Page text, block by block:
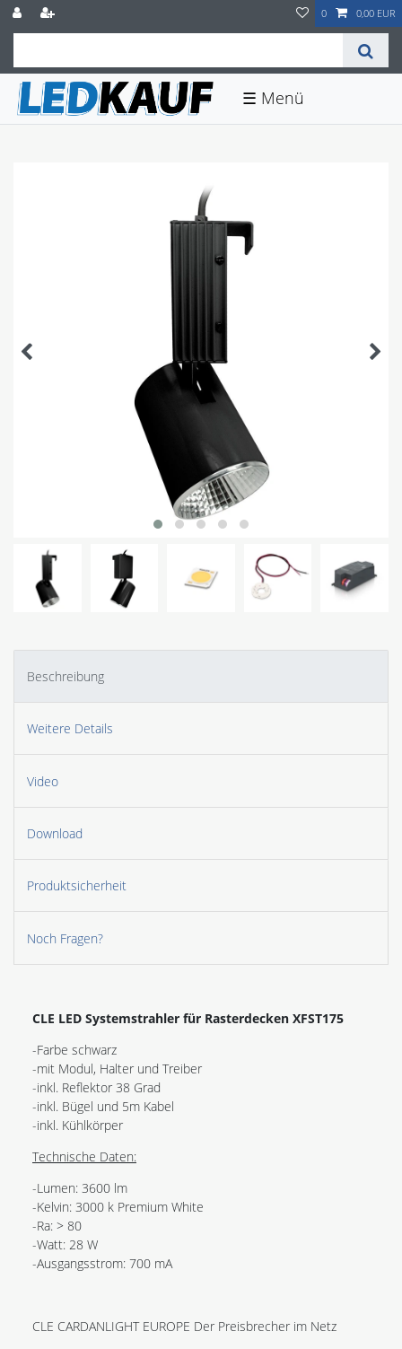
0 0,00 EUR
☰
Beschreibung
Weitere Details
Video
Download
Produktsicherheit
Noch Fragen?
CLE LED Systemstrahler für Rasterdecken XFST175
-Farbe schwarz
-mit Modul, Halter und Treiber
-inkl. Reflektor 38 Grad
-inkl. Bügel und 5m Kabel
-inkl. Kühlkörper
Technische Daten:
-Lumen: 3600 lm
-Kelvin: 3000 k Premium White
-Ra: > 80
-Watt: 28 W
-Ausgangsstrom: 700 mA
CLE CARDANLIGHT EUROPE Der Preisbrecher im Netz